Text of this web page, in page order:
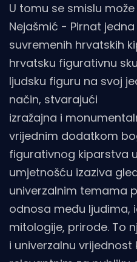
U tomu se smislu
Nejašmić - Pirnat
suvremenih hrvatskih
hrvatsku figurativnu
ljudsku figuru na svoj
način, stvarajući
izražajna i
vrijednim dodatkom
figurativnog kiparstva
umjetnošću izaziva
univerzalnim temama
odnosa među ljudima,
mitologije, prirode. To
i univerzalnu vrijednost